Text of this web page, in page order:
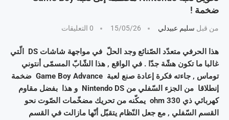
ضخمة !
من قبل سليم عبيدلي 15/05/26 0 التعليقات
هذا الحرفي متعدّد الصّنائع وجد الحلّ في مواجهة شاشات DS الّتي
غالبا ما تكون هشّة جدّا . في الواقع , هذا الشّابّ المسمّى أنتوني
توماس , جاءته فكرة إعادة صنع لعبة Game Boy Advance ضخمة
إنطلاقا من الجزء السّفلي من Nintendo DS و هذا بفضل مقاوم
كهربائي ذي 330 ohm يمكّنه من تحريك مضخّمات الصّوت نحو
القسم السّفلي , مع جعل النّظام يتقبّل أنّها مازالت في القسم